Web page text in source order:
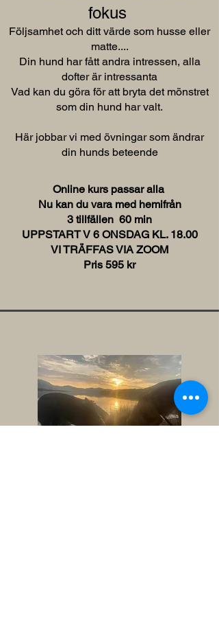
fokus
Följsamhet och ditt värde som husse eller
matte....
Din hund har fått andra intressen, alla
dofter är intressanta
Vad kan du göra för att bryta det mönstret
som din hund har valt.
Här jobbar vi med övningar som ändrar
din hunds beteende
Online kurs passar alla
Nu kan du vara med hemifrån
3 tillfällen 60 min
UPPSTART V 6 ONSDAG KL. 18.00
VI TRÄFFAS VIA ZOOM
Pris 595 kr